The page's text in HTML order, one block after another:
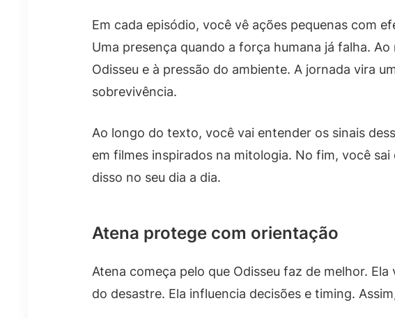
Em cada episódio, você vê ações pequenas com
Uma presença quando a força humana já falha.
Odisseu e à pressão do ambiente. A jornada vira
sobrevivência.
Ao longo do texto, você vai entender os sinais
em filmes inspirados na mitologia. No fim, você
disso no seu dia a dia.
Atena protege com orientação
Atena começa pelo que Odisseu faz de melhor.
do desastre. Ela influencia decisões e timing.